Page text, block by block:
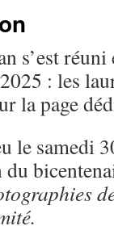
s’est
: les
la page
le samedi